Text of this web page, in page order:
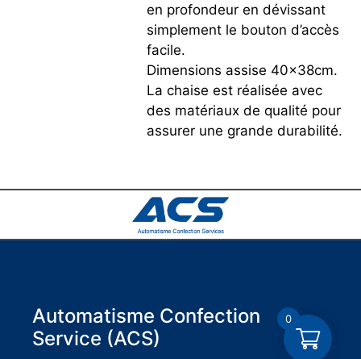
en profondeur en dévissant
simplement le bouton d’accès
facile.
Dimensions assise 40x38cm.
La chaise est réalisée avec
des matériaux de qualité pour
assurer une grande durabilité.
Automatisme Confection
Service (ACS)
0